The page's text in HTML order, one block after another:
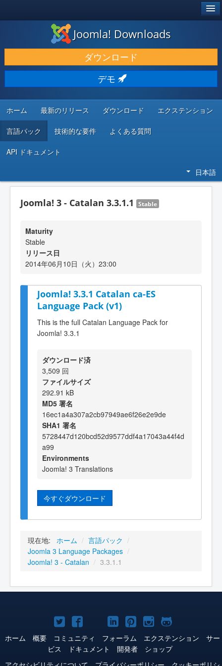
ダウンロードと機能拡張
発見と学び
コミュニティとサポート
開発者向けリソース
Joomla! Downloads
ダウンロード
デモ
ホーム 最新のリリース ダウンロード エクステンション
言語パック 技術的な要件 よくある質問
API ドキュメント
日本語
Joomla! 3 - Catalan 3.3.1.1 Stable
Maturity
Stable
リリース日
2014年06月10日（火）23:00
Joomla! 3.3.1 Catalan ca-ES
Language Pack (v1)
This is the full Catalan Language Pack for
Joomla! 3.3.1
ダウンロード済
3,509 回
ファイルサイズ
292.91 kB
MD5 署名
16ec1a4a307a2cb97949ae6f26e2e9de
SHA1 署名
5728447d120bcd52d9577ddf4a17043a44f4d
a99
Environments
Joomla! 3 Translations
今すぐダウンロード
現在地: ホーム / 言語パック /
Joomla 3 Language Packages /
Joomla! 3 - Catalan / 3.3.1.1
Joomla!
Twitter
Joomla!
Facebook
Joomla!
YouTube
Joomla!
LinkedIn
Joomla!
Pinterest
Joomla!
Instagram
Joomla!
GitHub
ホーム 概要 コミュニティ フォーラム エクステンション
サー
ビス
ドキュメント 開発者
ショップ